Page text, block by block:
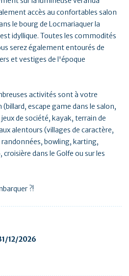
accès au confortables salon
le bourg de Locmariaquer la
idyllique. Toutes les commodités
serez également entourés de
et vestiges de l'époque
activités sont à votre
escape game dans le salon,
de société, kayak, terrain de
alentours (villages de caractère,
bowling, karting,
dans le Golfe ou sur les
?!
12/2026